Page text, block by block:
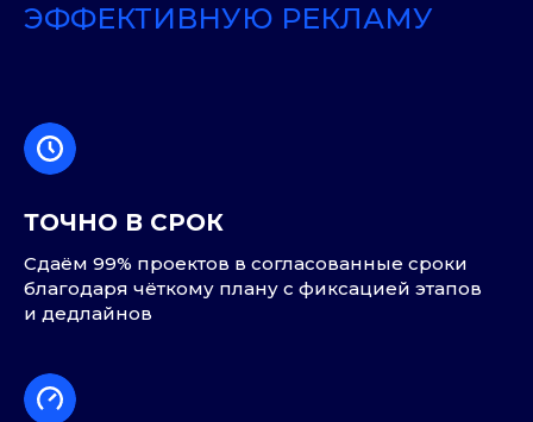
ЭФФЕКТИВНУЮ РЕКЛАМУ
ТОЧНО В СРОК
Сдаём 99% проектов в согласованные сроки
благодаря чёткому плану с фиксацией этапов
и дедлайнов